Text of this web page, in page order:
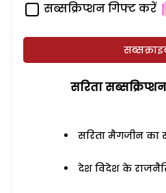
सब्सक्रिप्शन गिफ्ट करें
सरिता
सरिता मैगजीन का
देश विदेश के